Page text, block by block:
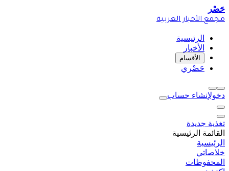
حَصْر
مجمع الأخبار العربية
الرئيسية
الأخبار
الأقسام
حَصْري
دخولإنشاء حساب
تغذية جديدة
القائمة الرئيسية
الرئيسية
خلاصاتي
المحفوظات